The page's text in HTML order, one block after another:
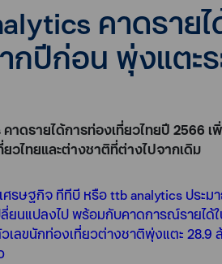
คาดราย
กปีก่อน พุ่งแตะ
าดรายได้การท่องเที่ยวไทยปี 2566
วไทยและต่างชาติที่ต่างไปจากเดิม
ศรษฐกิจ ทีทีบี หรือ ttb analytics ประ
ยนแปลงไป พร้อมกับคาดการณ์รายได้
เลขนักท่องเที่ยวต่างชาติพุ่งแตะ